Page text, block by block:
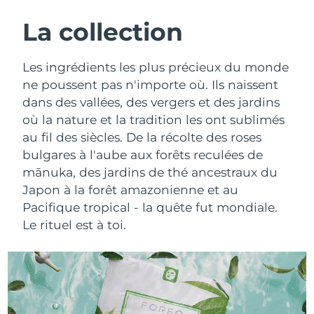
La collection
Les ingrédients les plus précieux du monde
ne poussent pas n'importe où. Ils naissent
dans des vallées, des vergers et des jardins
où la nature et la tradition les ont sublimés
au fil des siècles. De la récolte des roses
bulgares à l'aube aux forêts reculées de
mānuka, des jardins de thé ancestraux du
Japon à la forêt amazonienne et au
Pacifique tropical - la quête fut mondiale.
Le rituel est à toi.
Nettoyage du visage
LUNA™ 4 coffret
Anti-aging massage
LUNA™ 4 Plus
Massage, LED heating
LUNA™ 4 Men
For men, anti-aging massage
Lifting
BEAR™ 2 coffret
Microcurrent toning
BEAR™ 2 go
Microcurrent toning on-the-go
BEAR™ 2 eyes & lips
Microcurrent line smoothing device
Hydratation
UFO™ 3 coffret
Deep facial hydration
UFO™ 3 LED
Near-infrared and red light therapy
device
Soin bucco-dentaire
issa™ 4
Hybrid silicone sonic toothbrush
issa™ 4 plus
Smart hybrid silicone sonic toothbrush
FAQ™ TRAITEMENT ANTI-ÂGE
Anti-âge Traitements LED
Autriche
Belgique Livraison estimée8/9/26
Bermudes Livraison estimée8/15/26
Bosnie-Herzégovine Livraison estimée8/12/26
Brunei Livraison estimée
Bulgarie
Canada Livraison estimée8/13/26
Chili Livraison estimée8/13/26